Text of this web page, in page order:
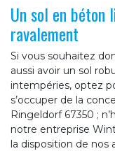
Un sol en béton
ravalement
Si vous souhaitez
aussi avoir un sol
intempéries, optez
s’occuper de la
Ringeldorf 67350 ;
notre entreprise
la disposition de nos